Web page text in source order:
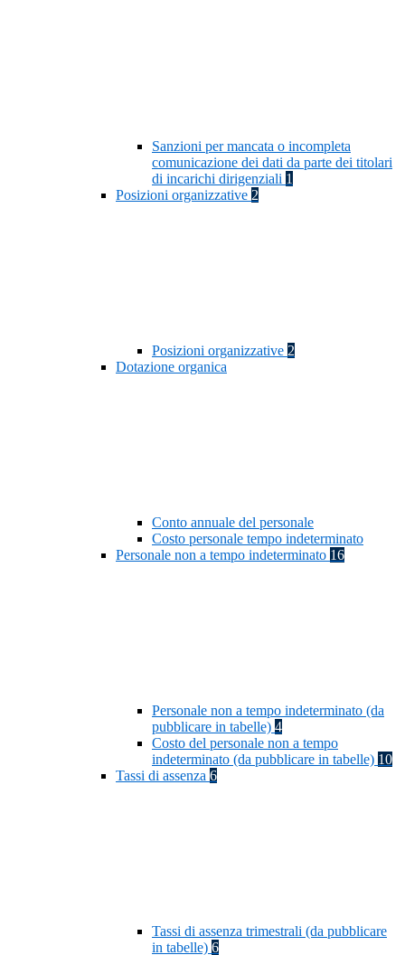
Sanzioni per mancata o incompleta
comunicazione dei dati da parte dei titolari
di incarichi dirigenziali 1
Posizioni organizzative 2
Posizioni organizzative 2
Dotazione organica
Conto annuale del personale
Costo personale tempo indeterminato
Personale non a tempo indeterminato 16
Personale non a tempo indeterminato (da
pubblicare in tabelle) 4
Costo del personale non a tempo
indeterminato (da pubblicare in tabelle) 10
Tassi di assenza 6
Tassi di assenza trimestrali (da pubblicare
in tabelle) 6